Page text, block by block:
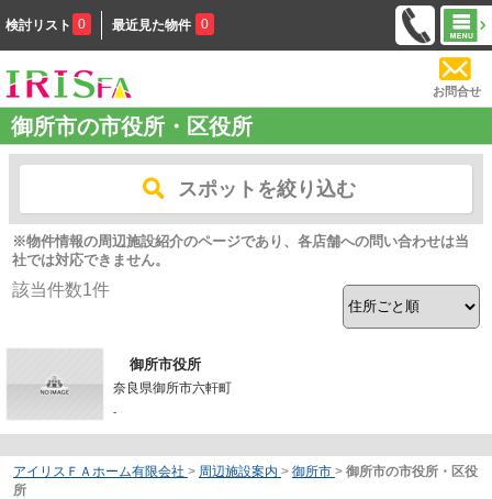
検討リスト 0 最近見た物件 0
お問合せ
御所市の市役所・区役所
スポットを絞り込む
※物件情報の周辺施設紹介のページであり、各店舗への問い合わせは当
社では対応できません。
該当件数1件
御所市役所
奈良県御所市六軒町
-
アイリスＦＡホーム有限会社 > 周辺施設案内 > 御所市 > 御所市の市役所・区役
所